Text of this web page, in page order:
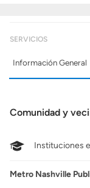
SERVICIOS
Información General
Comunidad y
Instituciones
Metro Nashville